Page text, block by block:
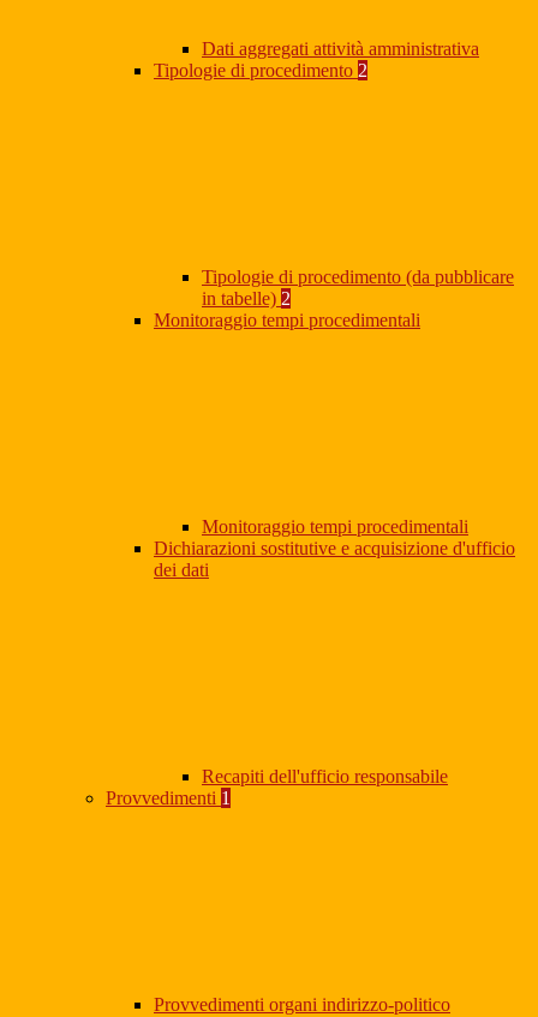
Dati aggregati attività amministrativa
Tipologie di procedimento 2
Tipologie di procedimento (da pubblicare
in tabelle) 2
Monitoraggio tempi procedimentali
Monitoraggio tempi procedimentali
Dichiarazioni sostitutive e acquisizione d'ufficio
dei dati
Recapiti dell'ufficio responsabile
Provvedimenti 1
Provvedimenti organi indirizzo-politico